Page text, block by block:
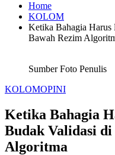
Home
KOLOM
Ketika Bahagia
Bawah Rezim
Sumber Foto Penulis
KOLOMOPINI
Ketika Bahagia
Budak Validasi
Algoritma